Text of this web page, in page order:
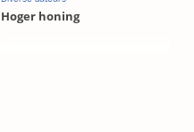
Hoger honing